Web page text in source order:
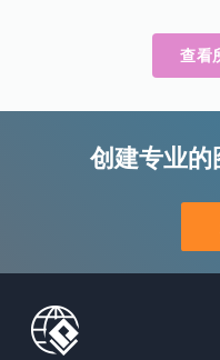
查看
创建专业的